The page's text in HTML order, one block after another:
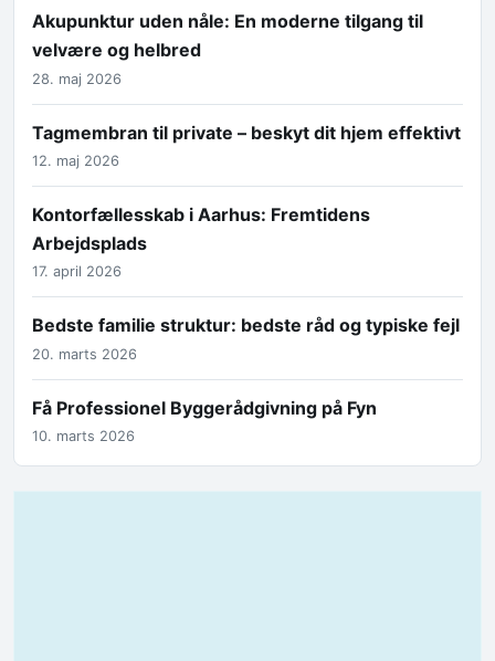
Akupunktur uden nåle: En moderne tilgang til
velvære og helbred
28. maj 2026
Tagmembran til private – beskyt dit hjem effektivt
12. maj 2026
Kontorfællesskab i Aarhus: Fremtidens
Arbejdsplads
17. april 2026
Bedste familie struktur: bedste råd og typiske fejl
20. marts 2026
Få Professionel Byggerådgivning på Fyn
10. marts 2026